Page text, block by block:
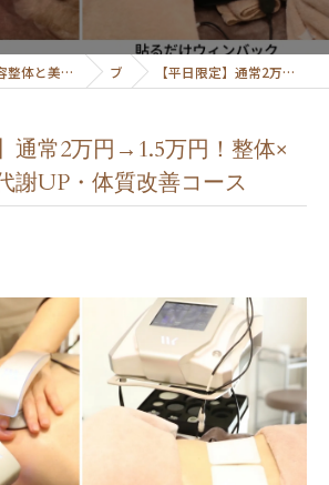
勝どき・銀座で美容整体と美容痩身で理想のボディーへ導くプライベートサロンボディーリセット ブログ 【平日限定】通常2万円→1.5万円！整体×内臓ケアで代謝UP・体質改善コース
通常2万円→1.5万円！整体×
謝UP・体質改善コース